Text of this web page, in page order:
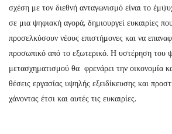
σχέση με τον διεθνή ανταγωνισμό είναι το
σε μια ψηφιακή αγορά, δημιουργεί ευκαιρίες
προσελκύσουν νέους επιστήμονες και να
προσωπικό από το εξωτερικό. Η υστέρηση του
μετασχηματισμού θα φρενάρει την οικονομία
θέσεις εργασίας υψηλής εξειδίκευσης και
χάνοντας έτσι και αυτές τις ευκαιρίες.